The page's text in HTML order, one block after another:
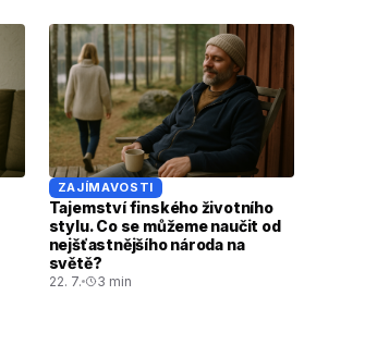
ZAJÍMAVOSTI
Tajemství finského životního
stylu. Co se můžeme naučit od
nejšťastnějšího národa na
světě?
22. 7. 3 min